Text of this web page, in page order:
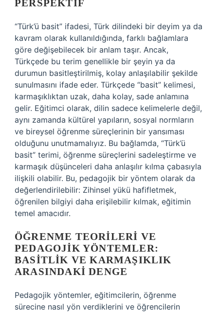
PERSPEKTIF
“Türk’ü basit” ifadesi, Türk dilindeki bir deyim ya da
kavram olarak kullanıldığında, farklı bağlamlara
göre değişebilecek bir anlam taşır. Ancak,
Türkçede bu terim genellikle bir şeyin ya da
durumun basitleştirilmiş, kolay anlaşılabilir şekilde
sunulmasını ifade eder. Türkçede “basit” kelimesi,
karmaşıklıktan uzak, daha kolay, sade anlamına
gelir. Eğitimci olarak, dilin sadece kelimelerle değil,
aynı zamanda kültürel yapıların, sosyal normların
ve bireysel öğrenme süreçlerinin bir yansıması
olduğunu unutmamalıyız. Bu bağlamda, “Türk’ü
basit” terimi, öğrenme süreçlerini sadeleştirme ve
karmaşık düşünceleri daha anlaşılır kılma çabasıyla
ilişkili olabilir. Bu, pedagojik bir yöntem olarak da
değerlendirilebilir: Zihinsel yükü hafifletmek,
öğrenilen bilgiyi daha erişilebilir kılmak, eğitimin
temel amacıdır.
ÖĞRENME TEORILERI VE
PEDAGOJIK YÖNTEMLER:
BASITLIK VE KARMAŞIKLIK
ARASINDAKI DENGE
Pedagojik yöntemler, eğitimcilerin, öğrenme
sürecine nasıl yön verdiklerini ve öğrencilerin